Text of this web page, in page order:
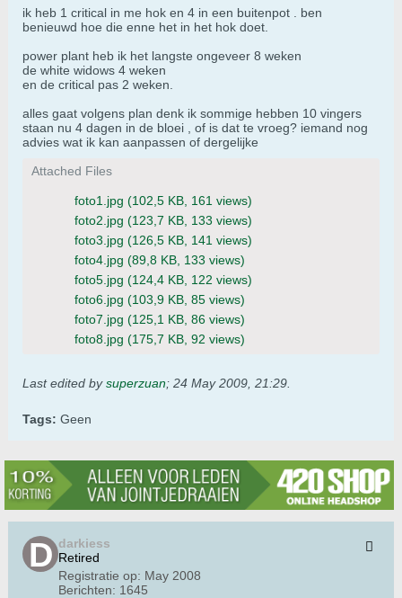
ik heb 1 critical in me hok en 4 in een buitenpot . ben
benieuwd hoe die enne het in het hok doet.
power plant heb ik het langste ongeveer 8 weken
de white widows 4 weken
en de critical pas 2 weken.
alles gaat volgens plan denk ik sommige hebben 10 vingers
staan nu 4 dagen in de bloei , of is dat te vroeg? iemand nog
advies wat ik kan aanpassen of dergelijke
Attached Files
foto1.jpg (102,5 KB, 161 views)
foto2.jpg (123,7 KB, 133 views)
foto3.jpg (126,5 KB, 141 views)
foto4.jpg (89,8 KB, 133 views)
foto5.jpg (124,4 KB, 122 views)
foto6.jpg (103,9 KB, 85 views)
foto7.jpg (125,1 KB, 86 views)
foto8.jpg (175,7 KB, 92 views)
Last edited bysuperzuan; 24 May 2009, 21:29
Tags: Geen
darkiess
Retired
Registratie op: May 2008
Berichten: 1645